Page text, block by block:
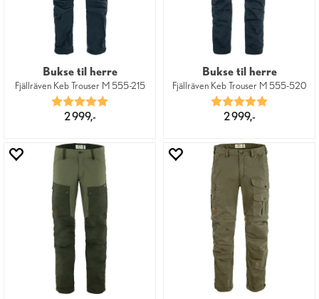
Bukse til herre
Fjällräven Keb Trouser M 555-215
Karakter:
2 999,-
Bukse til herre
Fjällräven Keb Trouser M 555-520
Karakter:
2 999,-